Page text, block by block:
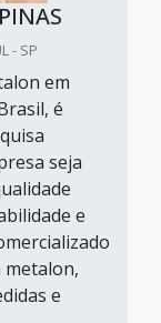
- SP
em
é
seja
e
metalon,
e